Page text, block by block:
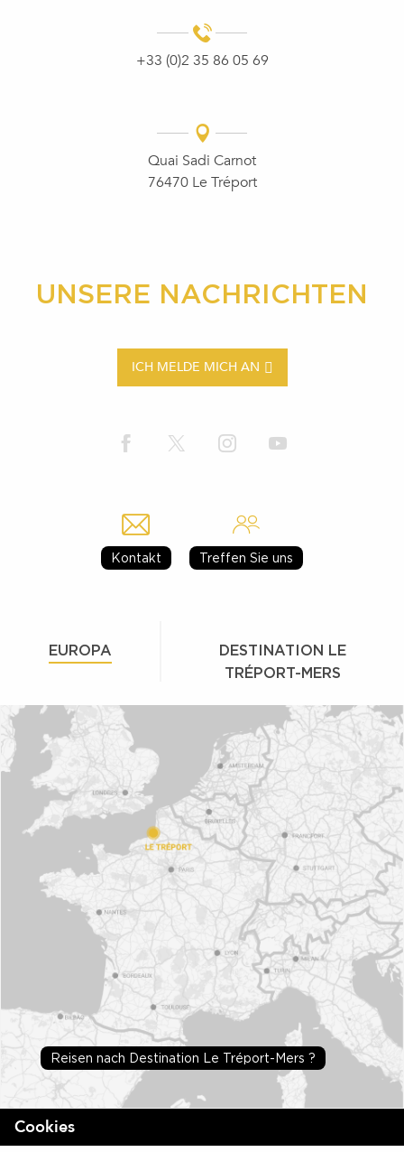
+33 (0)2 35 86 05 69
Quai Sadi Carnot
76470 Le Tréport
UNSERE NACHRICHTEN
ICH MELDE MICH AN
Kontakt Treffen Sie uns
EUROPA
DESTINATION LE
TRÉPORT-MERS
Reisen nach Destination Le Tréport-Mers ?
Cookies